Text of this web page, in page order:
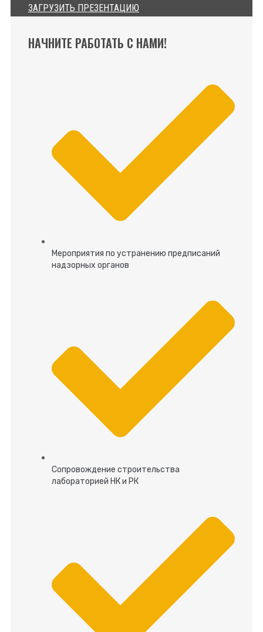
ЗАГРУЗИТЬ ПРЕЗЕНТАЦИЮ
НАЧНИТЕ РАБОТАТЬ С НАМИ!
Мероприятия по устранению предписаний
надзорных органов
Сопровождение строительства
лабораторией НК и РК